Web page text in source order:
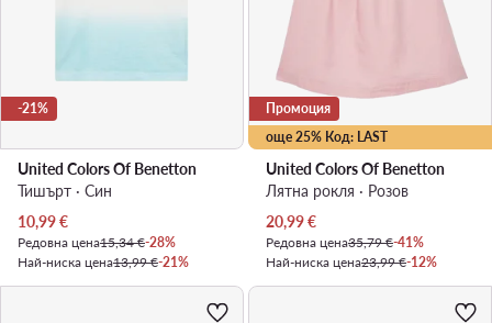
-21%
United Colors Of Benetton
Тишърт · Син
Актуална цена
10,99€
Редовна цена15,34 €-28%
Най-ниска цена13,99 €-21%
още 25% Код: LAST
Промоция
United Colors Of Benetton
Лятна рокля · Розов
Актуална цена
20,99€
Редовна цена35,79 €-41%
Най-ниска цена23,99 €-12%